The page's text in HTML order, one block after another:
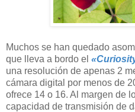
Muchos se han quedado
que lleva a bordo el
una resolución de apenas 2
cámara digital por menos de
ofrece 14 o 16. Al margen de
capacidad de transmisión de